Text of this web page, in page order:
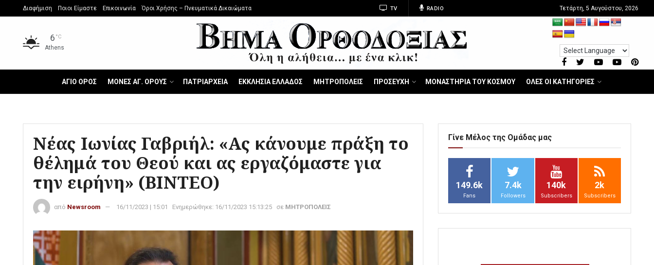
Διαφήμιση Ποιοι Είμαστε Επικοινωνία Όροι Χρήσης – Πνευματικά Δικαιώματα TV RADIO Τετάρτη, 5 Αυγούστου, 2026
6 °C
Athens
ΑΓΙΟ ΟΡΟΣ ΜΟΝΕΣ ΑΓ. ΟΡΟΥΣ ΠΑΤΡΙΑΡΧΕΙΑ ΕΚΚΛΗΣΙΑ ΕΛΛΑΔΟΣ ΜΗΤΡΟΠΟΛΕΙΣ ΠΡΟΣΕΥΧΗ ΜΟΝΑΣΤΗΡΙΑ ΤΟΥ ΚΟΣΜΟΥ ΟΛΕΣ ΟΙ ΚΑΤΗΓΟΡΙΕΣ
Νέας Ιωνίας Γαβριήλ: «Ας κάνουμε πράξη το
θέλημά του Θεού και ας εργαζόμαστε για
την ειρήνη» (ΒΙΝΤΕΟ)
από Newsroom 16/11/2023 | 15:01 Ενημερώθηκε: 16/11/2023 15:13:25 σε ΜΗΤΡΟΠΟΛΕΙΣ
Γίνε Μέλος της Ομάδας μας
149.6k
Fans
7.4k
Followers
140k
Subscribers
2k
Subscribers